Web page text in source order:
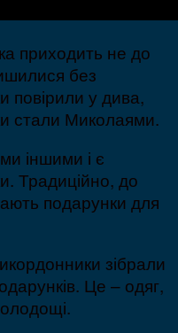
приходить не до
без
повірили у дива,
стали Миколаями.
іншими і є
Традиційно, до
подарунки для
зібрали
Це – одяг,